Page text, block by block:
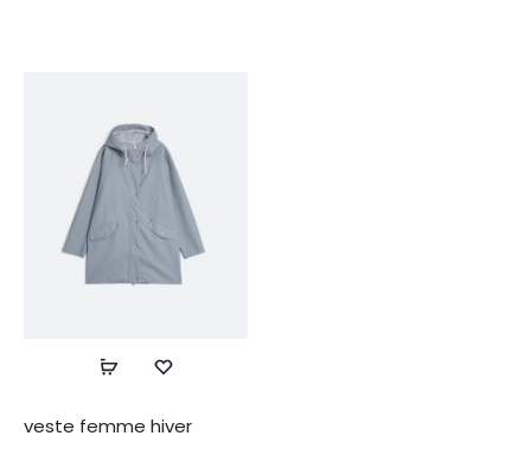
veste femme hiver